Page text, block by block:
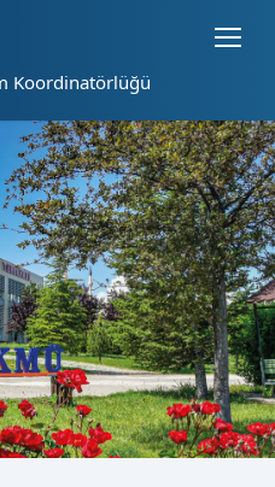
Koordinatörlüğü